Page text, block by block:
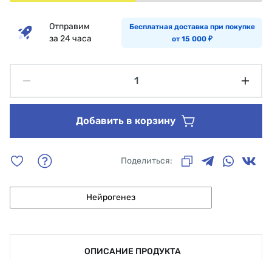
Отправим
за 24 часа
Бесплатная доставка при покупке
от 15 000 ₽
Добавить в корзину
Поделиться:
Нейрогенез
ОПИСАНИЕ ПРОДУКТА